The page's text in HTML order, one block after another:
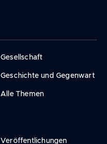
Gesellschaft
Geschichte und Gegenwart
Alle Themen
Veröffentlichungen